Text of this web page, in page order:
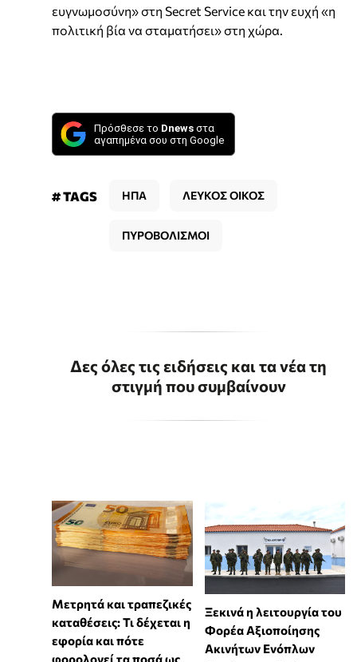
ευγνωμοσύνη» στη Secret Service και την ευχή «η
πολιτική βία να σταματήσει» στη χώρα.
Πρόσθεσε το Dnews στα
αγαπημένα σου στη Google
# TAGS ΗΠΑ ΛΕΥΚΟΣ ΟΙΚΟΣ
ΠΥΡΟΒΟΛΙΣΜΟΙ
Δες όλες τις ειδήσεις και τα νέα τη
στιγμή που συμβαίνουν
Μετρητά και τραπεζικές
καταθέσεις: Τι δέχεται η
εφορία και πότε
φορολογεί τα ποσά ως
Ξεκινά η λειτουργία του
Φορέα Αξιοποίησης
Ακινήτων Ενόπλων